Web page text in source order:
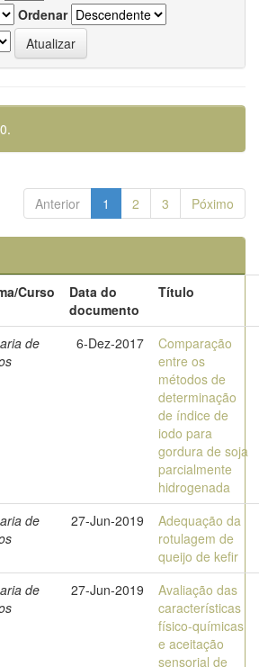
Ordenar
Anterior 1 2 3 Póximo
Curso
Data do
documento
Título
de
6-Dez-2017
Comparação
entre os
métodos de
determinação
de índice de
iodo para
gordura de soja
parcialmente
hidrogenada
de
27-Jun-2019
Adequação da
rotulagem de
queijo de kefir
de
27-Jun-2019
Avaliação das
características
físico-químicas
e aceitação
sensorial de